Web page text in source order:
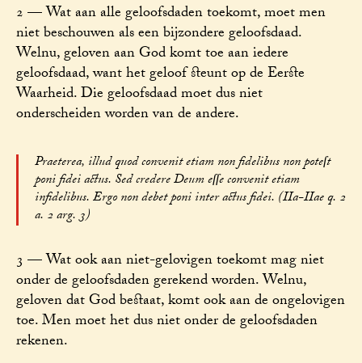
2 — Wat aan alle geloofsdaden toekomt, moet men
niet beschouwen als een bijzondere geloofsdaad.
Welnu, geloven aan God komt toe aan iedere
geloofsdaad, want het geloof steunt op de Eerste
Waarheid. Die geloofsdaad moet dus niet
onderscheiden worden van de andere.
Praeterea, illud quod convenit etiam non fidelibus non poteſt
poni fidei actus. Sed credere Deum eſſe convenit etiam
infidelibus. Ergo non debet poni inter actus fidei. (IIa-IIae q. 2
a. 2 arg. 3)
3 — Wat ook aan niet-gelovigen toekomt mag niet
onder de geloofsdaden gerekend worden. Welnu,
geloven dat God bestaat, komt ook aan de ongelovigen
toe. Men moet het dus niet onder de geloofsdaden
rekenen.